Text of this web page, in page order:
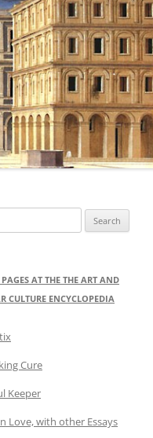
AT THE THE ART AND
CULTURE ENCYCLOPEDIA
Cure
Keeper
Love, with other Essays